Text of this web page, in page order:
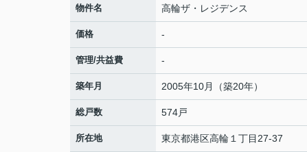
物件名 高輪ザ・レジデンス
価格 -
管理/共益費 -
築年月 2005年10月（築20年）
総戸数 574戸
所在地 東京都港区高輪 １丁目27-37